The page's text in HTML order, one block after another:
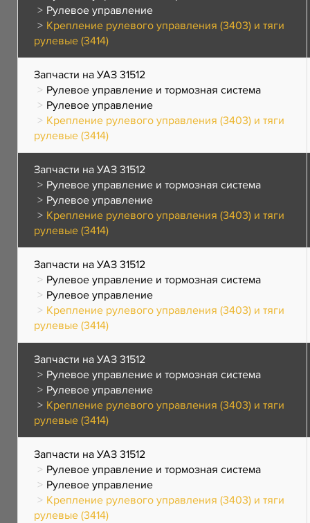
Рулевое управление
Крепление рулевого управления (3403) и тяги
рулевые (3414)
Запчасти на УАЗ 31512
Рулевое управление и тормозная система
Рулевое управление
Крепление рулевого управления (3403) и тяги
рулевые (3414)
Запчасти на УАЗ 31512
Рулевое управление и тормозная система
Рулевое управление
Крепление рулевого управления (3403) и тяги
рулевые (3414)
Запчасти на УАЗ 31512
Рулевое управление и тормозная система
Рулевое управление
Крепление рулевого управления (3403) и тяги
рулевые (3414)
Запчасти на УАЗ 31512
Рулевое управление и тормозная система
Рулевое управление
Крепление рулевого управления (3403) и тяги
рулевые (3414)
Запчасти на УАЗ 31512
Рулевое управление и тормозная система
Рулевое управление
Крепление рулевого управления (3403) и тяги
рулевые (3414)